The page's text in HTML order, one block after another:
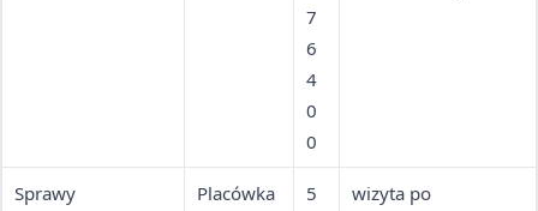
7
6
4
0
0
Sprawy
Placówka
5
wizyta po